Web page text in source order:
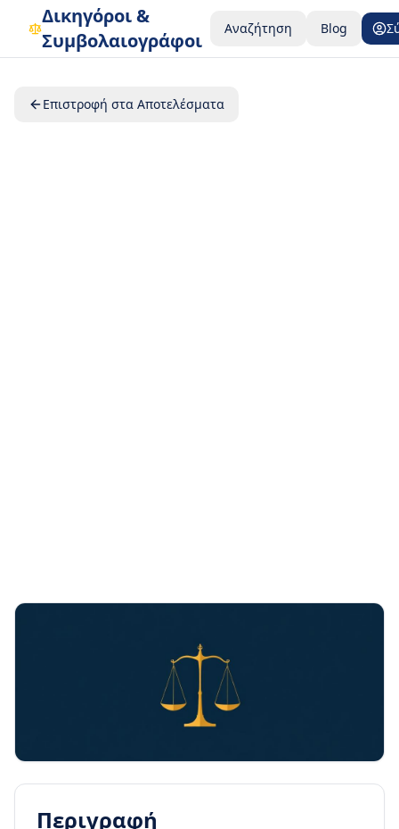
Δικηγόροι &
Συμβολαιογράφοι
Αναζήτηση Blog
Επιστροφή στα Αποτελέσματα
Περιγραφή